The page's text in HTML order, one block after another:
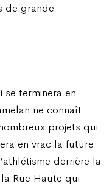
de grande
terminera en
ne connaît
projets qui
en vrac la future
derrière la
Rue Haute qui